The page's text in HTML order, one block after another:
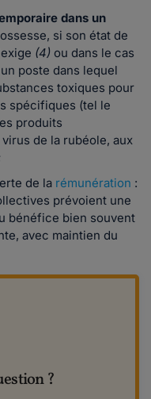
dans un
si son état de
(4) ou dans le cas
poste dans lequel
toxiques pour
spécifiques (tel le
produits
de la rubéole, aux
de la rémunération :
prévoient une
bénéfice bien souvent
avec maintien du
?